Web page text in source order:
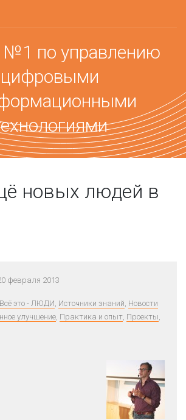
№1 по управлению
цифровыми
новых людей в
февраля 2013
Всё это - ЛЮДИ, Источники знаний, Новости
улучшение, Практика и опыт, Проекты,